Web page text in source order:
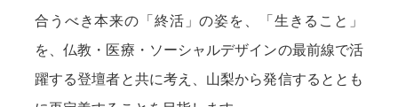
合うべき本来の「終活」の姿を、「生きること」
を、仏教・医療・ソーシャルデザインの最前線で活
躍する登壇者と共に考え、山梨から発信するととも